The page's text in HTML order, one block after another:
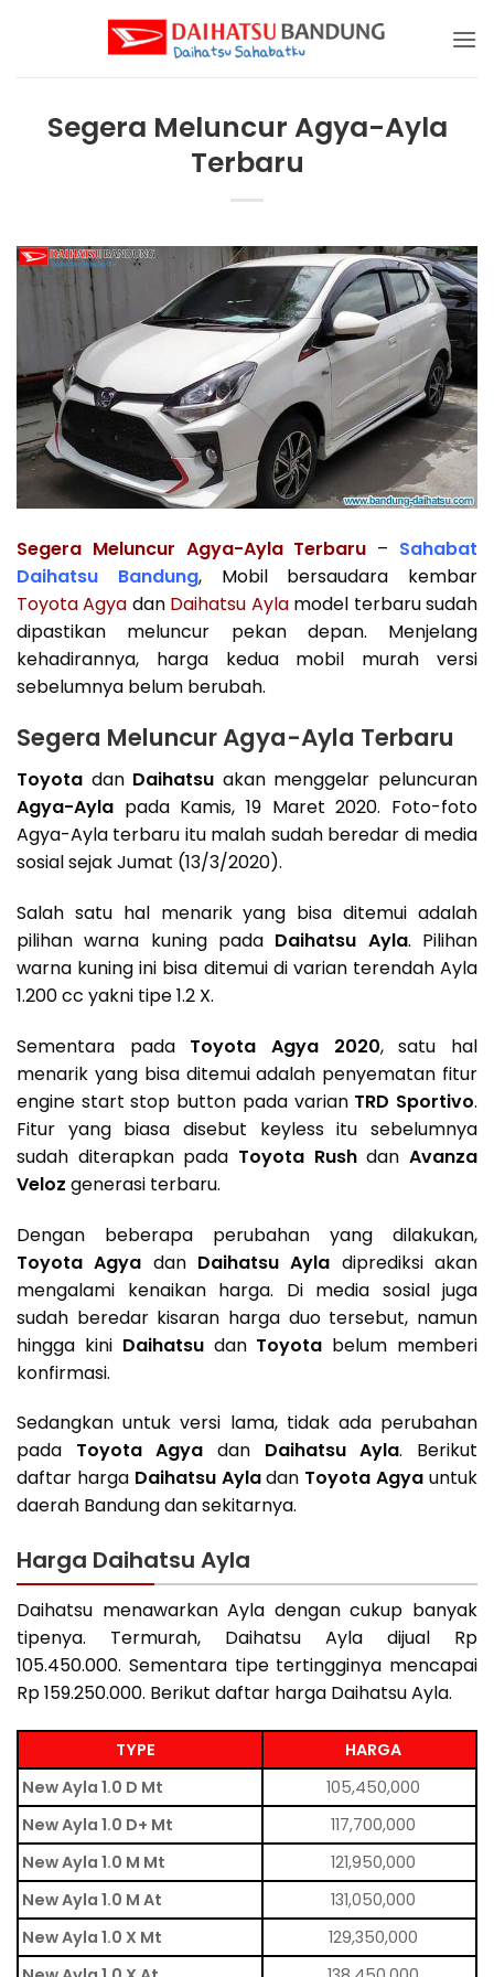
Segera Meluncur Agya-Ayla
Terbaru
Segera Meluncur Agya-Ayla Terbaru – Sahabat
Daihatsu Bandung, Mobil bersaudara kembar
Toyota Agya dan Daihatsu Aylamodel terbaru sudah
dipastikan meluncur pekan depan. Menjelang
kehadirannya, harga kedua mobil murah versi
sebelumnya belum berubah.
Segera Meluncur Agya-Ayla Terbaru
Toyota dan Daihatsu akan menggelar peluncuran
Agya-Ayla pada Kamis, 19 Maret 2020. Foto-foto
Agya-Ayla terbaru itu malah sudah beredar di media
sosial sejak Jumat (13/3/2020).
Salah satu hal menarik yang bisa ditemui adalah
pilihan warna kuning pada Daihatsu Ayla. Pilihan
warna kuning ini bisa ditemui di varian terendah Ayla
1.200 cc yakni tipe 1.2 X.
Sementara pada Toyota Agya 2020, satu hal
menarik yang bisa ditemui adalah penyematan fitur
engine start stop button pada varian TRD Sportivo.
Fitur yang biasa disebut keyless itu sebelumnya
sudah diterapkan pada Toyota RushdanAvanza
Veloz generasi terbaru.
Dengan beberapa perubahan yang dilakukan,
Toyota Agya dan Daihatsu Ayla diprediksi akan
mengalami kenaikan harga. Di media sosial juga
sudah beredar kisaran harga duo tersebut, namun
hingga kini Daihatsudan Toyota belum memberi
konfirmasi.
Sedangkan untuk versi lama, tidak ada perubahan
pada Toyota Agya dan Daihatsu Ayla. Berikut
daftar harga Daihatsu Ayladan Toyota Agyauntuk
daerah Bandung dan sekitarnya.
Harga Daihatsu Ayla
Daihatsu menawarkan Ayla dengan cukup banyak
tipenya. Termurah, Daihatsu Ayla dijual Rp
105.450.000. Sementara tipe tertingginya mencapai
Rp 159.250.000. Berikut daftar harga Daihatsu Ayla.
TYPE
HARGA
New Ayla 1.0 D Mt
105,450,000
New Ayla 1.0 D+ Mt
117,700,000
New Ayla 1.0 M Mt
121,950,000
New Ayla 1.0 M At
131,050,000
New Ayla 1.0 X Mt
129,350,000